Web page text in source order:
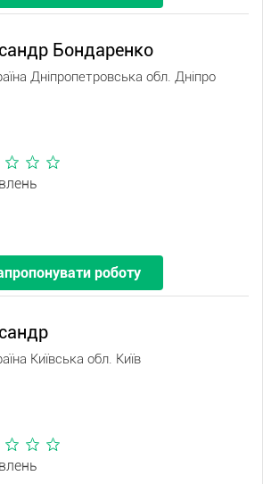
Бондаренко
Дніпропетровська обл. Дніпро
роботу
Київська обл. Київ